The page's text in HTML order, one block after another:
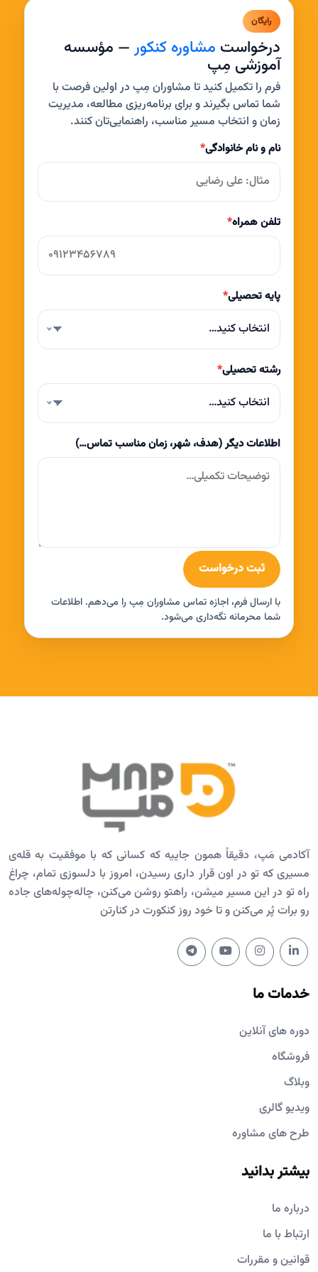
رایگان
درخواست مشاوره کنکور— مؤسسه
آموزشی مِپ
فرم را تکمیل کنید تا مشاوران مِپ در اولین فرصت با
شما تماس بگیرند و برای برنامه‌ریزی مطالعه، مدیریت
زمان و انتخاب مسیر مناسب، راهنمایی‌تان کنند.
نام و نام خانوادگی*
تلفن همراه*
پایه تحصیلی*
انتخاب کنید…
رشته تحصیلی*
انتخاب کنید…
اطلاعات دیگر (هدف، شهر، زمان مناسب تماس…)
ثبت درخواست
با ارسال فرم، اجازه تماس مشاوران مِپ را می‌دهم. اطلاعات
شما محرمانه نگه‌داری می‌شود.
آکادمی مَپ، دقیقاً همون جاییه که کسانی که با موفقیت به قله‌ی
مسیری که تو در اون قرار داری رسیدن، امروز با دلسوزی تمام، چراغ
راه تو در این مسیر میشن، راهتو روشن می‌کنن، چاله‌چوله‌های جاده
رو برات پُر می‌کنن و تا خود روز کنکورت در کنارتن
خدمات ما
دوره های آنلاین
فروشگاه
وبلاگ
ویدیو گالری
طرح های مشاوره
بیشتر بدانید
درباره ما
ارتباط با ما
قوانین و مقررات